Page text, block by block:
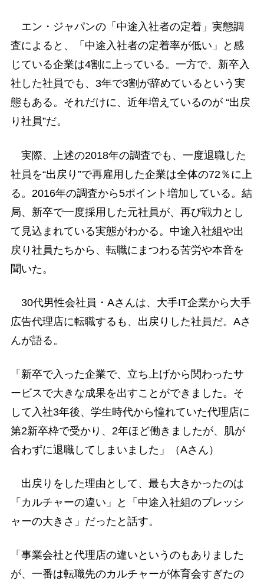
エン・ジャパンの「中途入社者の定着」実態調
査によると、「中途入社者の定着率が低い」と感
じている企業は4割に上っている。一方で、新卒入
社した社員でも、3年で3割が辞めているという実
態もある。それだけに、近年増えているのが “出戻
り社員”だ。
実際、上述の2018年の調査でも、一度退職した
社員を“出戻り”で再雇用した企業は全体の72％に上
る。2016年の調査から5ポイント増加している。結
局、新卒で一度採用した元社員が、再び戦力とし
て見込まれている実態がわかる。中途入社組や出
戻り社員たちから、転職にまつわる苦労や本音を
聞いた。
30代男性会社員・Aさんは、大手IT企業から大手
広告代理店に転職するも、出戻りした社員だ。Aさ
んが語る。
「新卒で入った企業で、立ち上げから関わったサ
ービスで大きな成果を出すことができました。そ
して入社3年後、学生時代から憧れていた代理店に
第2新卒枠で受かり、2年ほど働きましたが、肌が
合わずに退職してしまいました」（Aさん）
出戻りをした理由として、最も大きかったのは
「カルチャーの違い」と「中途入社組のプレッシ
ャーの大きさ」だったと話す。
「事業会社と代理店の違いというのもありました
が、一番は転職先のカルチャーが体育会すぎたの